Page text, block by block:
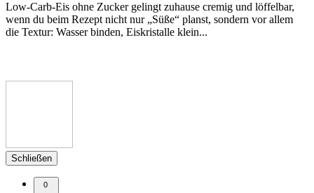
Low-Carb-Eis ohne Zucker gelingt zuhause cremig und löffelbar,
wenn du beim Rezept nicht nur „Süße“ planst, sondern vor allem
die Textur: Wasser binden, Eiskristalle klein...
Schließen
0